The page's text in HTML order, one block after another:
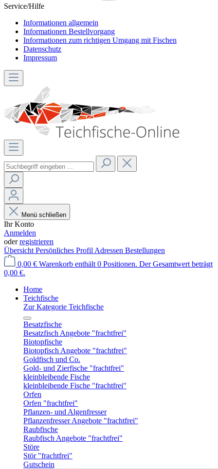
Service/Hilfe
Informationen allgemein
Informationen Bestellvorgang
Informationen zum richtigen Umgang mit Fischen
Datenschutz
Impressum
Menü schließen
Ihr Konto
Anmelden
oderregistrieren
Übersicht Persönliches Profil Adressen Bestellungen
0,00 € Warenkorb enthält 0 Positionen. Der Gesamtwert beträgt
0,00 €.
Home
Teichfische
Zur Kategorie Teichfische
Besatzfische
Besatzfisch Angebote "frachtfrei"
Biotopfische
Biotopfisch Angebote "frachtfrei"
Goldfisch und Co.
Gold- und Zierfische "frachtfrei"
kleinbleibende Fische
kleinbleibende Fische "frachtfrei"
Orfen
Orfen "frachtfrei"
Pflanzen- und Algenfresser
Pflanzenfresser Angebote "frachtfrei"
Raubfische
Raubfisch Angebote "frachtfrei"
Störe
Stör "frachtfrei"
Gutschein